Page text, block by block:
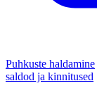
Puhkuste haldamine
saldod ja kinnitused